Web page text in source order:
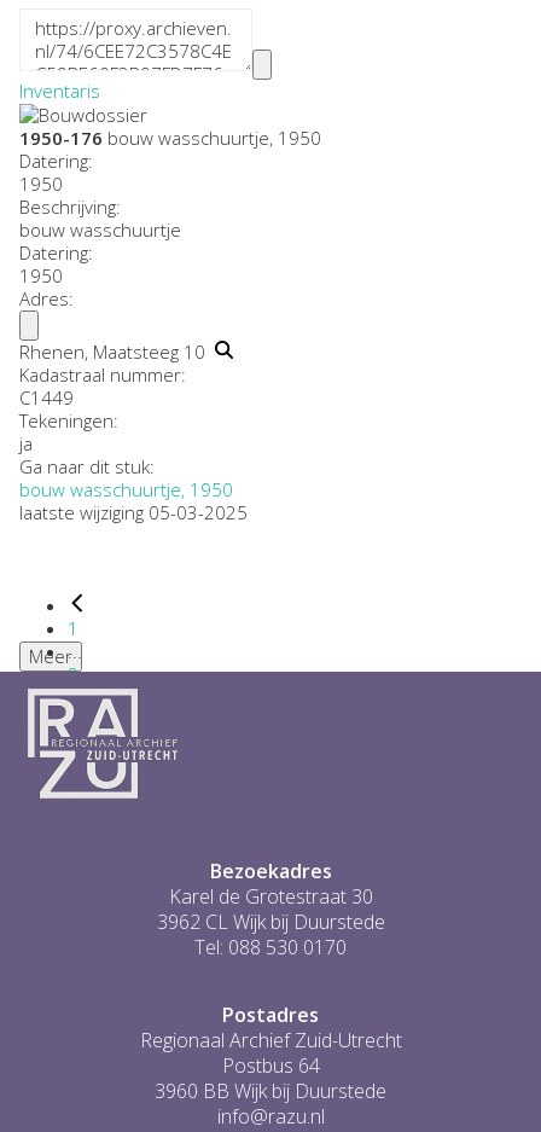
Inventaris
1950-176 bouw wasschuurtje, 1950
Datering:
1950
Beschrijving:
bouw wasschuurtje
Datering:
1950
Adres:
Rhenen, Maatsteeg 10
Kadastraal nummer:
C1449
Tekeningen:
ja
Ga naar dit stuk:
bouw wasschuurtje, 1950
laatste wijziging 05-03-2025
1
...
2
3
4
5
6
...
Meer
Bezoekadres
Karel de Grotestraat 30
3962 CL Wijk bij Duurstede
Tel: 088 530 0170
Postadres
Regionaal Archief Zuid-Utrecht
Postbus 64
3960 BB Wijk bij Duurstede
info@razu.nl